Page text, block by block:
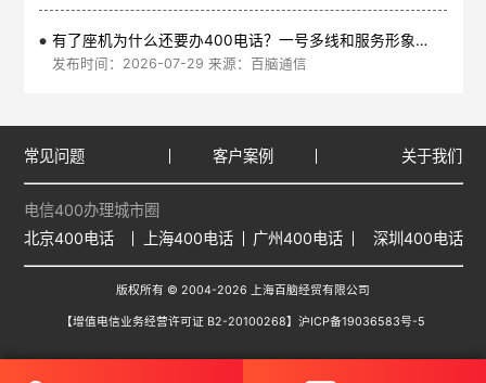
有了座机为什么还要办400电话？一号多线和服务形象是核心
发布时间：2026-07-29 来源：百脑通信
常见问题 客户案例 关于我们
电信400办理城市圈
北京400电话
上海400电话 广州400电话 深圳400电话
版权所有 © 2004-2026 上海百脑经贸有限公司
【增值电信业务经营许可证 B2-20100268】 沪ICP备19036583号-5